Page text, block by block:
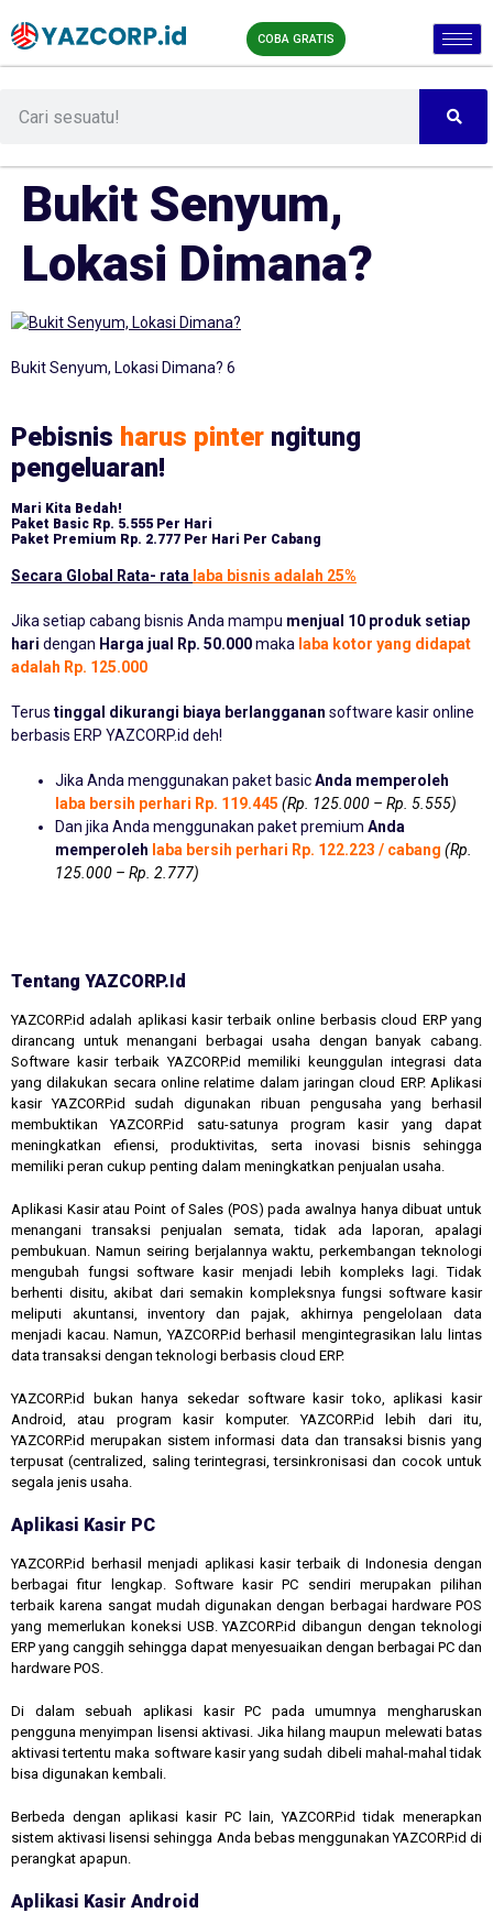
COBA GRATIS
Bukit Senyum,
Lokasi Dimana?
Bukit Senyum, Lokasi Dimana? 6
Pebisnis harus pinter ngitung
pengeluaran!
Mari Kita Bedah!
Paket Basic Rp. 5.555 Per Hari
Paket Premium Rp. 2.777 Per Hari Per Cabang
Secara Global Rata- rata laba bisnis adalah 25%
Jika setiap cabang bisnis Anda mampu menjual 10 produk setiap
hari dengan Harga jual Rp. 50.000maka laba kotor yang didapat
adalah Rp. 125.000
Terus tinggal dikurangi biaya berlangganan software kasir online
berbasis ERP YAZCORP.id deh!
Jika Anda menggunakan paket basicAnda memperoleh
laba bersih perhari Rp. 119.445 (Rp. 125.000 – Rp. 5.555)
Dan jika Anda menggunakan paket premium Anda
memperoleh laba bersih perhari Rp. 122.223 / cabang (Rp.
125.000 – Rp. 2.777)
Tentang YAZCORP.id
YAZCORP.id adalah aplikasi kasir terbaik online berbasis cloud ERP yang
dirancang untuk menangani berbagai usaha dengan banyak cabang.
Software kasir terbaik YAZCORP.id memiliki keunggulan integrasi data
yang dilakukan secara online relatime dalam jaringan cloud ERP. Aplikasi
kasir YAZCORP.id sudah digunakan ribuan pengusaha yang berhasil
membuktikan YAZCORP.id satu-satunya program kasir yang dapat
meningkatkan efiensi, produktivitas, serta inovasi bisnis sehingga
memiliki peran cukup penting dalam meningkatkan penjualan usaha.
Aplikasi Kasir atau Point of Sales (POS) pada awalnya hanya dibuat untuk
menangani transaksi penjualan semata, tidak ada laporan, apalagi
pembukuan. Namun seiring berjalannya waktu, perkembangan teknologi
mengubah fungsi software kasir menjadi lebih kompleks lagi. Tidak
berhenti disitu, akibat dari semakin kompleksnya fungsi software kasir
meliputi akuntansi, inventory dan pajak, akhirnya pengelolaan data
menjadi kacau. Namun, YAZCORP.id berhasil mengintegrasikan lalu lintas
data transaksi dengan teknologi berbasis cloud ERP.
YAZCORP.id bukan hanya sekedar software kasir toko, aplikasi kasir
Android, atau program kasir komputer. YAZCORP.id lebih dari itu,
YAZCORP.id merupakan sistem informasi data dan transaksi bisnis yang
terpusat (centralized, saling terintegrasi, tersinkronisasi dan cocok untuk
segala jenis usaha.
Aplikasi Kasir PC
YAZCORP.id berhasil menjadi aplikasi kasir terbaik di Indonesia dengan
berbagai fitur lengkap. Software kasir PC sendiri merupakan pilihan
terbaik karena sangat mudah digunakan dengan berbagai hardware POS
yang memerlukan koneksi USB. YAZCORP.id dibangun dengan teknologi
ERP yang canggih sehingga dapat menyesuaikan dengan berbagai PC dan
hardware POS.
Di dalam sebuah aplikasi kasir PC pada umumnya mengharuskan
pengguna menyimpan lisensi aktivasi. Jika hilang maupun melewati batas
aktivasi tertentu maka software kasir yang sudah dibeli mahal-mahal tidak
bisa digunakan kembali.
Berbeda dengan aplikasi kasir PC lain, YAZCORP.id tidak menerapkan
sistem aktivasi lisensi sehingga Anda bebas menggunakan YAZCORP.id di
perangkat apapun.
Aplikasi Kasir Android